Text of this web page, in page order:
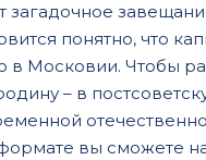
понятно, что
в Московии. Чтобы
– в
вы сможете